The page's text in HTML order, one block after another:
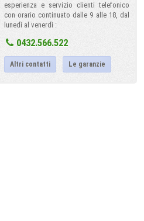
esperienza e servizio clienti telefonico
con orario continuato dalle 9 alle 18, dal
lunedì al venerdì :
0432.566.522
Altri contatti Le garanzie